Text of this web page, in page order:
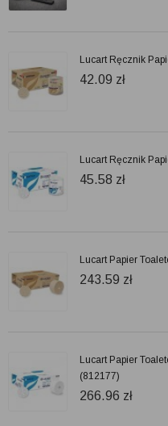
Lucart Ręcznik
42.09 zł
Lucart Ręcznik
45.58 zł
Lucart Papier
243.59 zł
Lucart Papier
(812177)
266.96 zł